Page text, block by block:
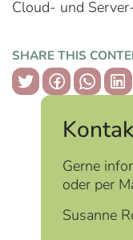
Cloud- und
SHARE THIS
Gerne
oder per
Susanne